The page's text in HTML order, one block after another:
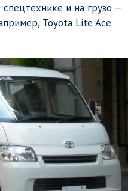
спецтехнике и на грузо —
Toyota Lite Ace